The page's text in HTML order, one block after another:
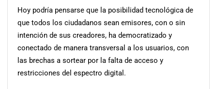
Hoy podría pensarse que la posibilidad tecnológica de
que todos los ciudadanos sean emisores, con o sin
intención de sus creadores, ha democratizado y
conectado de manera transversal a los usuarios, con
las brechas a sortear por la falta de acceso y
restricciones del espectro digital.